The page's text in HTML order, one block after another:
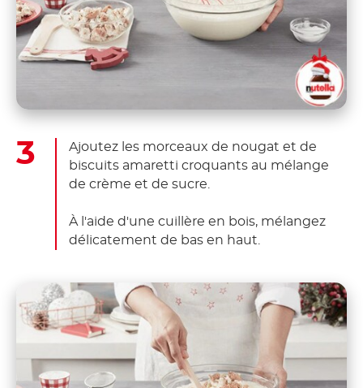
Ajoutez les morceaux de nougat et de
biscuits amaretti croquants au mélange
de crème et de sucre.
À l'aide d'une cuillère en bois, mélangez
délicatement de bas en haut.